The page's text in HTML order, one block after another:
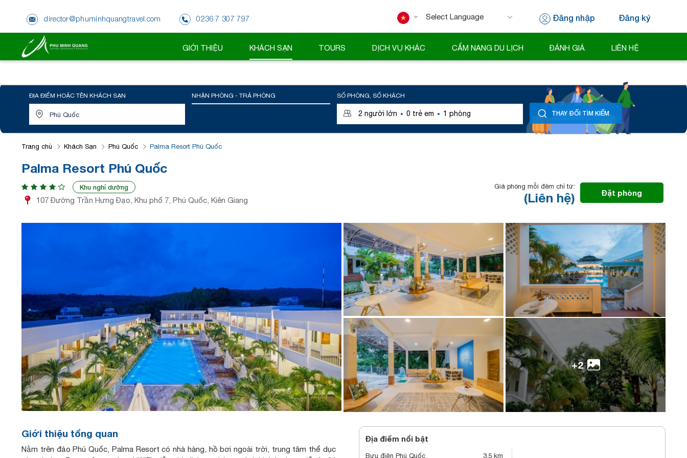
director@phuminhquangtravel.com 0236 7 307 797 Đăng nhập Đăng ký
GIỚI THIỆU KHÁCH SẠN TOURS DỊCH VỤ KHÁC CẨM NANG DU LỊCH ĐÁNH GIÁ LIÊN HỆ
ĐỊA ĐIỂM HOẶC TÊN KHÁCH SẠN NHẬN PHÒNG - TRẢ PHÒNG SỐ PHÒNG, SỐ KHÁCH
2 người lớn · 0 trẻ em · 1 phòng THAY ĐỔI TÌM KIẾM
Trang chủ Khách Sạn Phú Quốc Palma Resort Phú Quốc
Palma Resort Phú Quốc
Khu nghỉ dưỡng
107 Đường Trần Hưng Đạo, Khu phố 7, Phú Quốc, Kiên Giang
Giá phòng mỗi đêm chỉ từ:
(Liên hệ) Đặt phòng
+2
Giới thiệu tổng quan
Nằm trên đảo Phú Quốc, Palma Resort có nhà hàng, hồ bơi ngoài trời, trung tâm thể dục
Địa điểm nổi bật
Bưu điện Phú Quốc 3,5 km